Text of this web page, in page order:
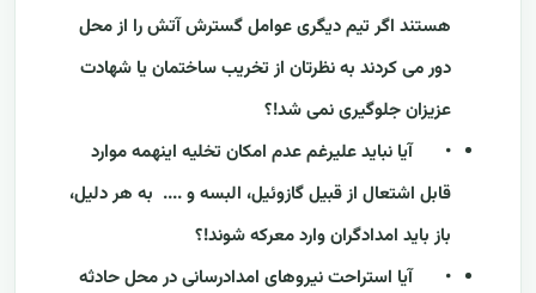
هستند اگر تیم دیگری عوامل گسترش آتش را از محل
دور می کردند به نظرتان از تخریب ساختمان یا شهادت
عزیزان جلوگیری نمی شد!؟
•
آیا نباید علیرغم عدم امکان تخلیه اینهمه موارد
قابل اشتعال از قبیل گازوئیل، البسه و .... به هر دلیل،
باز باید امدادگران وارد معرکه شوند!؟
•
آیا استراحت نیروهای امدادرسانی در محل حادثه